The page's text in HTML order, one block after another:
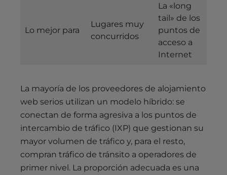
Lo mejor para
Lugares muy
concurridos
La «long
tail» de los
puntos de
acceso a
Internet
La mayoría de los proveedores de alojamiento
web serios utilizan un modelo híbrido: se
conectan de forma agresiva a los puntos de
intercambio de tráfico (IXP) que gestionan su
mayor volumen de tráfico y, para el resto,
compran tráfico de tránsito a operadores de
primer nivel. La proporción adecuada es una